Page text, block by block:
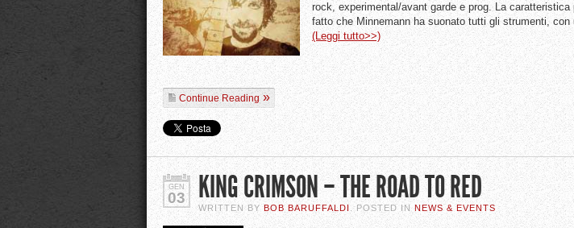
rock, experimental/avant garde e prog. La
fatto che Minnemann ha suonato tutti gli strumenti,
(Leggi tutto>>)
Continue Reading
GEN
03 KING CRIMSON – THE ROAD TO RED
WRITTEN BYBOB BARUFFALDI . POSTED IN NEWS & EVENTS